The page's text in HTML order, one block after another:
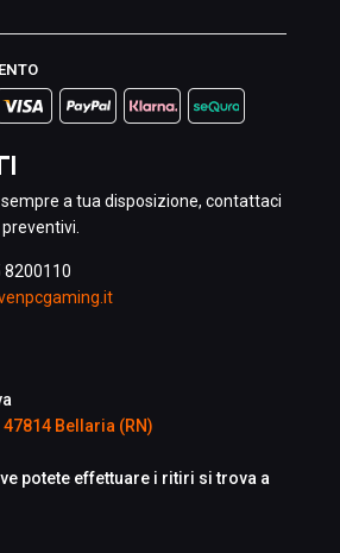
sempre a tua disposizione, contattaci
8200110
Bellaria (RN)
potete effettuare i ritiri si trova a